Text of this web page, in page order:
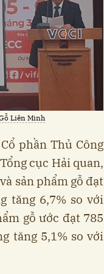
Liên Minh
phần Thủ Công
cục Hải quan,
sản phẩm gỗ đạt
tăng 6,7% so với
gỗ ước đạt 785
tăng 5,1% so với